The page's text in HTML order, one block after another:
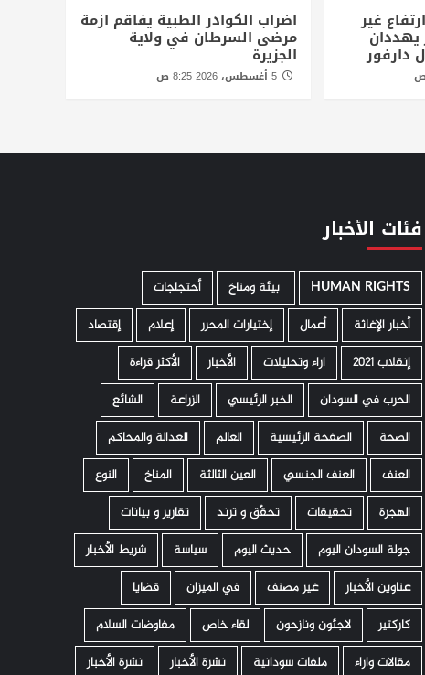
غير
دارفور
اضراب الكوادر الطبية يفاقم ازمة
مرضى السرطان في ولاية
الجزيرة
5 أغسطس، 2026 8:25 ص
فئات الأخبار
HUMAN RIGHTS ­ بيئة ومناخ
أحتجاجات
أخبار الإغاثة
أعمال إختيارات المحرر إعلام
إقتصاد
إنقلاب 2021
اراء وتحليلات الأخبار
الأكثر قراءة
الحرب في السودان
الخبر الرئيسي الزراعة
الشائع
الصحة
الصفحة الرئيسية العالم
العدالة والمحاكم
العنف
العنف الجنسي العين الثالثة المناخ
النوع
الهجرة
تحقيقات تحقّق و ترند
تقارير و بيانات
جولة السودان اليوم
حديث اليوم سياسة
شريط الأخبار
عناوين الأخبار
غير مصنف في الميزان
قضايا
كاركتير
لاجئون ونازحون لقاء خاص
مفاوضات السلام
مقالات واراء
ملفات سودانية نشرة الأخبار نشرة الأخبار